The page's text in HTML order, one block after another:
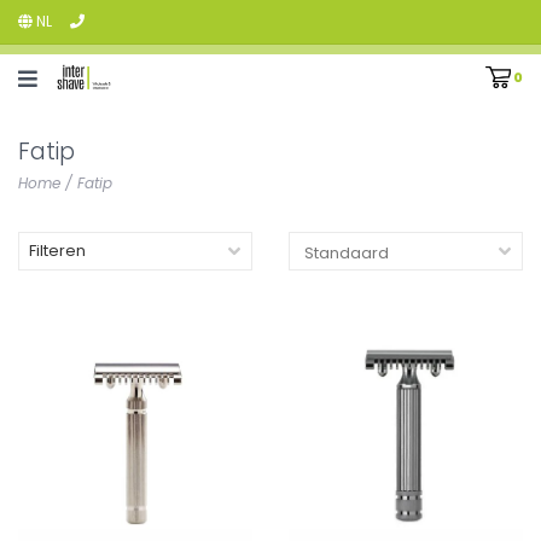
NL
0
Fatip
Home / Fatip
Filteren